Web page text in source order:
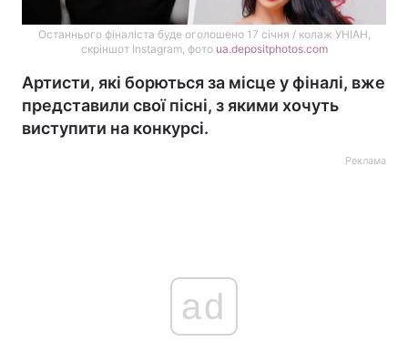
Останнього фіналіста буде оголошено 17 січня / колаж УНІАН,
скріншот Instagram, фото ua.depositphotos.com
Артисти, які борються за місце у фіналі, вже
представили свої пісні, з якими хочуть
виступити на конкурсі.
Реклама
ad